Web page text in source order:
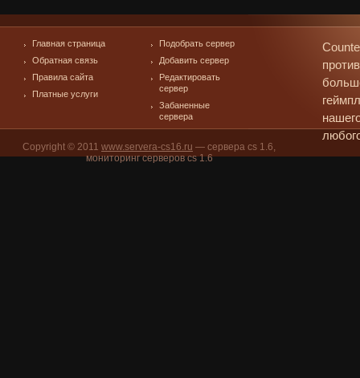
Главная страница
Обратная связь
Правила сайта
Платные услуги
Подобрать сервер
Добавить сервер
Редактировать
сервер
Забаненные
сервера
Copyright © 2011 www.servera-cs16.ru — сервера cs 1.6,
мониторинг серверов cs 1.6